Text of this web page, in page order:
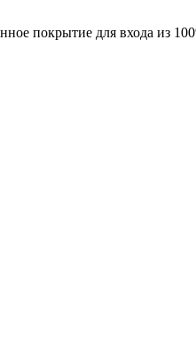
покрытие для входа из